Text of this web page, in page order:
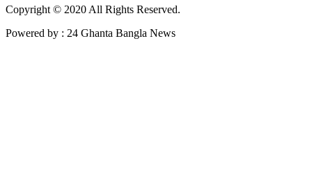
Copyright © 2020 All Rights Reserved.
Powered by : 24 Ghanta Bangla News